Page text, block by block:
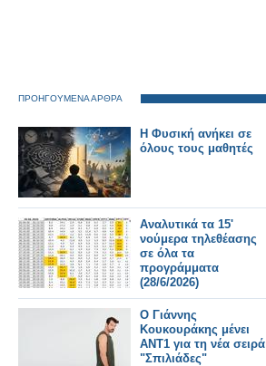
ΠΡΟΗΓΟΥΜΕΝΑ ΑΡΘΡΑ
Η Φυσική ανήκει σε
όλους τους μαθητές
Αναλυτικά τα 15'
νούμερα τηλεθέασης
σε όλα τα
προγράμματα
(28/6/2026)
Ο Γιάννης
Κουκουράκης μένει
ΑΝΤ1 για τη νέα σειρά
"Σπιλιάδες"